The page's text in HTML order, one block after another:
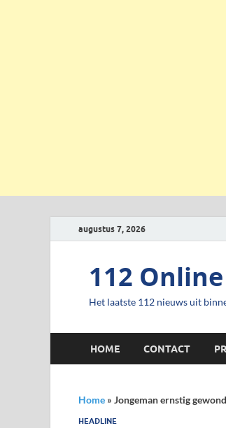
augustus 7, 2026
112 Online
Het laatste 112 nieuws uit
HOME CONTACT
Home » Jongeman ernstig
HEADLINE